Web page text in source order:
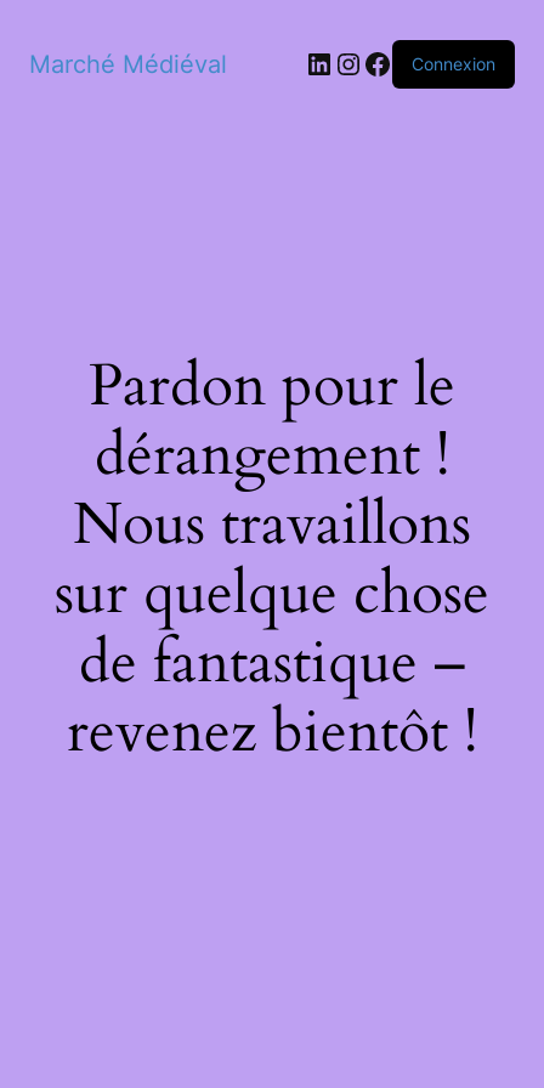
Marché Médiéval LinkedIn
Instagram
Facebook
Connexion
Pardon pour le
dérangement !
Nous travaillons
sur quelque chose
de fantastique –
revenez bientôt !